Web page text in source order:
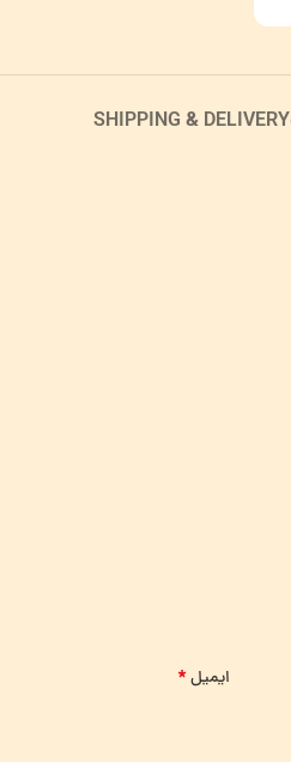
SHIPPING & DELIVERY
ایمیل*